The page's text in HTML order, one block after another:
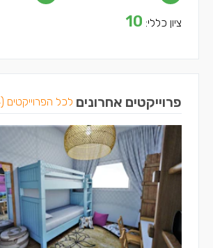
ציון כללי: 10
פרוייקטים אחרונים לכל הפרוייקטים (4)